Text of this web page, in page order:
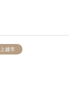
上越市